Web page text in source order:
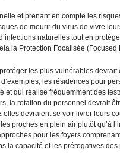
et prenant en compte les
de mourir du virus de vivre
naturelles tout en
la Protection Focalisée (Focused
les plus vulnérables
les résidences pour
et qui réalise fréquemment des
la rotation du personnel devrait
devraient se voir livrer leurs
proches en plein air plutôt qu’à
pour les foyers
la capacité et les prérogatives